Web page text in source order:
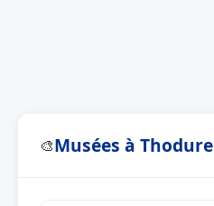
🎨Musées à Thodure